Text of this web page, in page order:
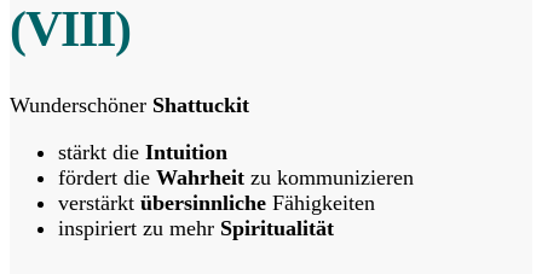
(VIII)
Wunderschöner Shattuckit
stärkt die Intuition
fördert die Wahrheit zu kommunizieren
verstärkt übersinnliche Fähigkeiten
inspiriert zu mehr Spiritualität